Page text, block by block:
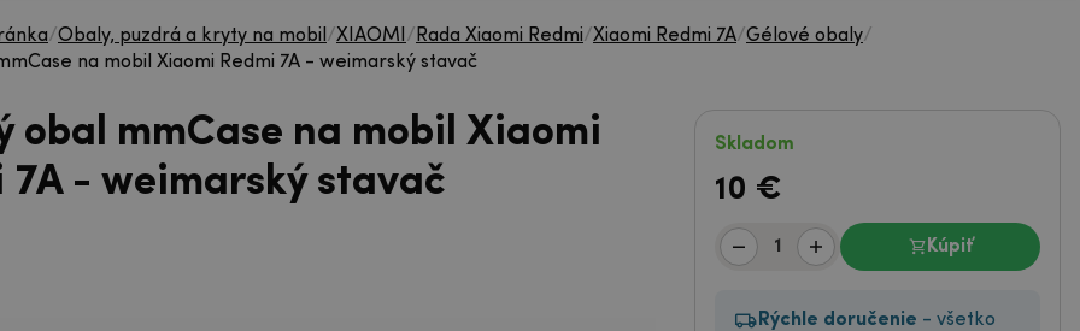
/Obaly, puzdrá a kryty na mobil /XIAOMI / Rada Xiaomi Redmi/Xiaomi Redmi 7A/Gélové obaly/
na mobil Xiaomi Redmi 7A - weimarský stavač
obal mmCase na mobil Xiaomi
7A - weimarský stavač
Skladom
10 €
Kúpiť
Rýchle doručenie - všetko